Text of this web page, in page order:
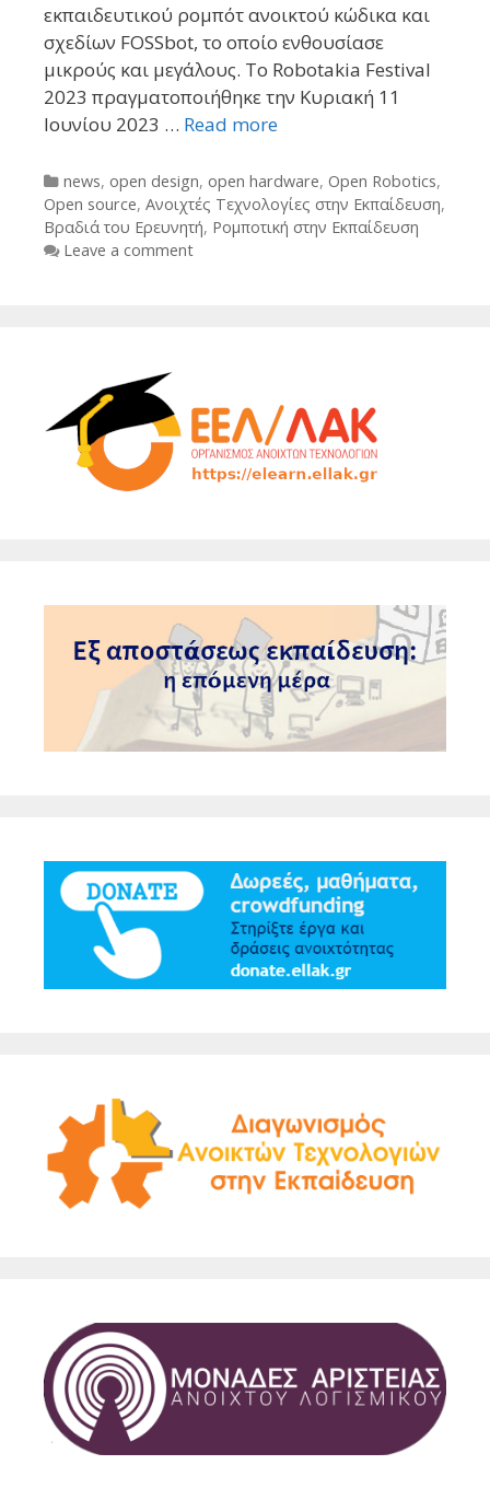
εκπαιδευτικού ρομπότ ανοικτού κώδικα και
σχεδίων FOSSbot, το οποίο ενθουσίασε
μικρούς και μεγάλους. Το Robotakia Festival
2023 πραγματοποιήθηκε την Κυριακή 11
Ιουνίου 2023 … Read more
Categories
news, open design, open hardware, Open Robotics,
Open source, Ανοιχτές Τεχνολογίες στην Εκπαίδευση,
Βραδιά του Ερευνητή, Ρομποτική στην Εκπαίδευση
Leave a comment